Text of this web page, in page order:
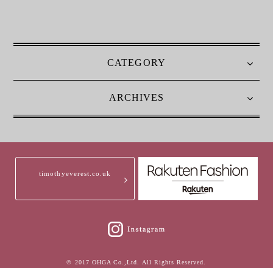
CATEGORY
ARCHIVES
timothyeverest.co.uk
© 2017 OHGA Co.,Ltd. All Rights Reserved.